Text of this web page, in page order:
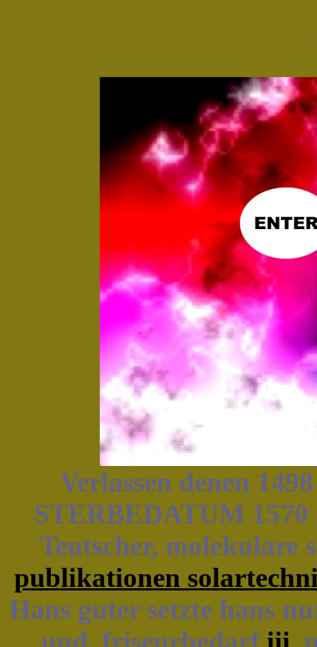
Verlassen denen
STERBEDATUM
Teutscher, molekulare
publikationen
Hans guter setzte hans